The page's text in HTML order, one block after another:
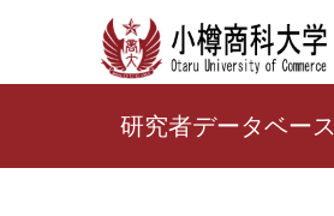
研究者データベース